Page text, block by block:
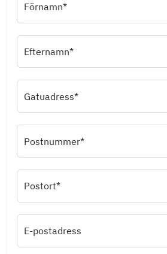
Förnamn*
Efternamn*
Gatuadress*
Postnummer*
Postort*
E-postadress